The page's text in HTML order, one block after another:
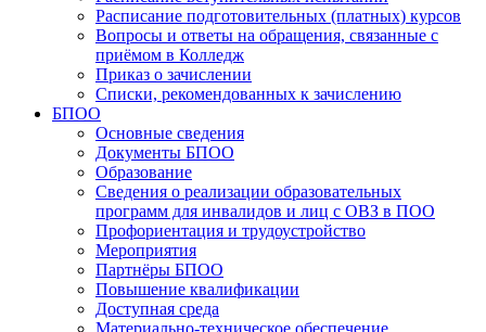
Расписание подготовительных (платных) курсов
Вопросы и ответы на обращения, связанные с
приёмом в Колледж
Приказ о зачислении
Списки, рекомендованных к зачислению
БПОО
Основные сведения
Документы БПОО
Образование
Сведения о реализации образовательных
программ для инвалидов и лиц с ОВЗ в ПОО
Профориентация и трудоустройство
Мероприятия
Партнёры БПОО
Повышение квалификации
Доступная среда
Материально-техническое обеспечение